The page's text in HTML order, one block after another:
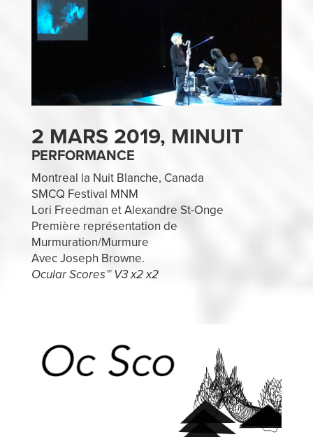
2 MARS 2019, MINUIT
PERFORMANCE
Montreal la Nuit Blanche, Canada
SMCQ Festival MNM
Lori Freedman et Alexandre St-Onge
Première représentation de
Murmuration/Murmure
Avec Joseph Browne.
Ocular Scores™ V3 x2 x2